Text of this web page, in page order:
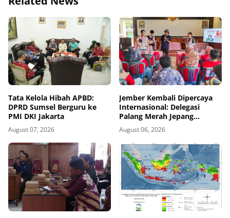
Tata Kelola Hibah APBD:
DPRD Sumsel Berguru ke
PMI DKI Jakarta
August 07, 2026
Jember Kembali Dipercaya
Internasional: Delegasi
Palang Merah Jepang
Perkuat Kesiapsiagaan
Bencana di Kawasan Pesisir
dan Sekolah
August 06, 2026